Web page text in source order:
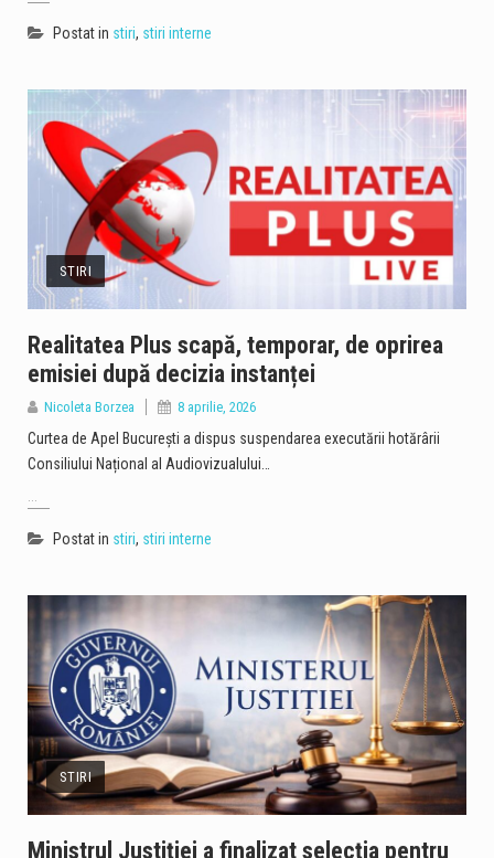
Postat in stiri, stiri interne
STIRI
Realitatea Plus scapă, temporar, de oprirea
emisiei după decizia instanței
Nicoleta Borzea 8 aprilie, 2026
Curtea de Apel București a dispus suspendarea executării hotărârii
Consiliului Național al Audiovizualului…
...
Postat in stiri, stiri interne
STIRI
Ministrul Justiției a finalizat selecția pentru